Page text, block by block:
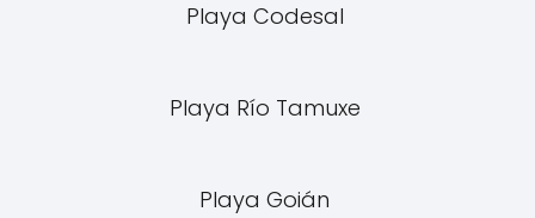
Playa Codesal
Playa Río Tamuxe
Playa Goián